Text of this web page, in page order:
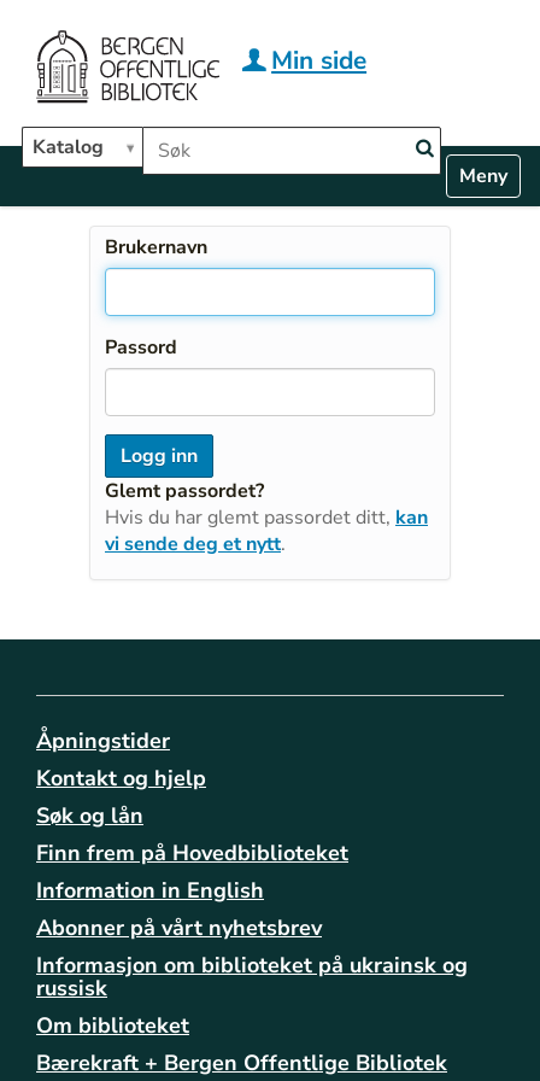
Hopp til hovedinnhold
Søk i biblioteket
Katalog
Min side
v
Toggle
Brukernavn
Passord
Glemt passordet?
Hvis du har glemt passordet ditt, kan
vi sende deg et nytt.
Åpningstider
Kontakt og hjelp
Søk og lån
Finn frem på Hovedbiblioteket
Information in English
Abonner på vårt nyhetsbrev
Informasjon om biblioteket på ukrainsk og
russisk
Om biblioteket
Bærekraft + Bergen Offentlige Bibliotek